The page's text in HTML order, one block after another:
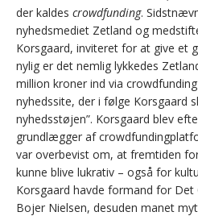
der kaldes crowdfunding.
nyhedsmediet Zetland og
Korsgaard, inviteret for at give et
nylig er det nemlig lykkedes
million kroner ind via
nyhedssite, der i følge Korsgaard
nyhedsstøjen”. Korsgaard blev
grundlægger af
var overbevist om, at fremtiden
kunne blive lukrativ – også for
Korsgaard havde formand for Det
Bojer Nielsen, desuden manet